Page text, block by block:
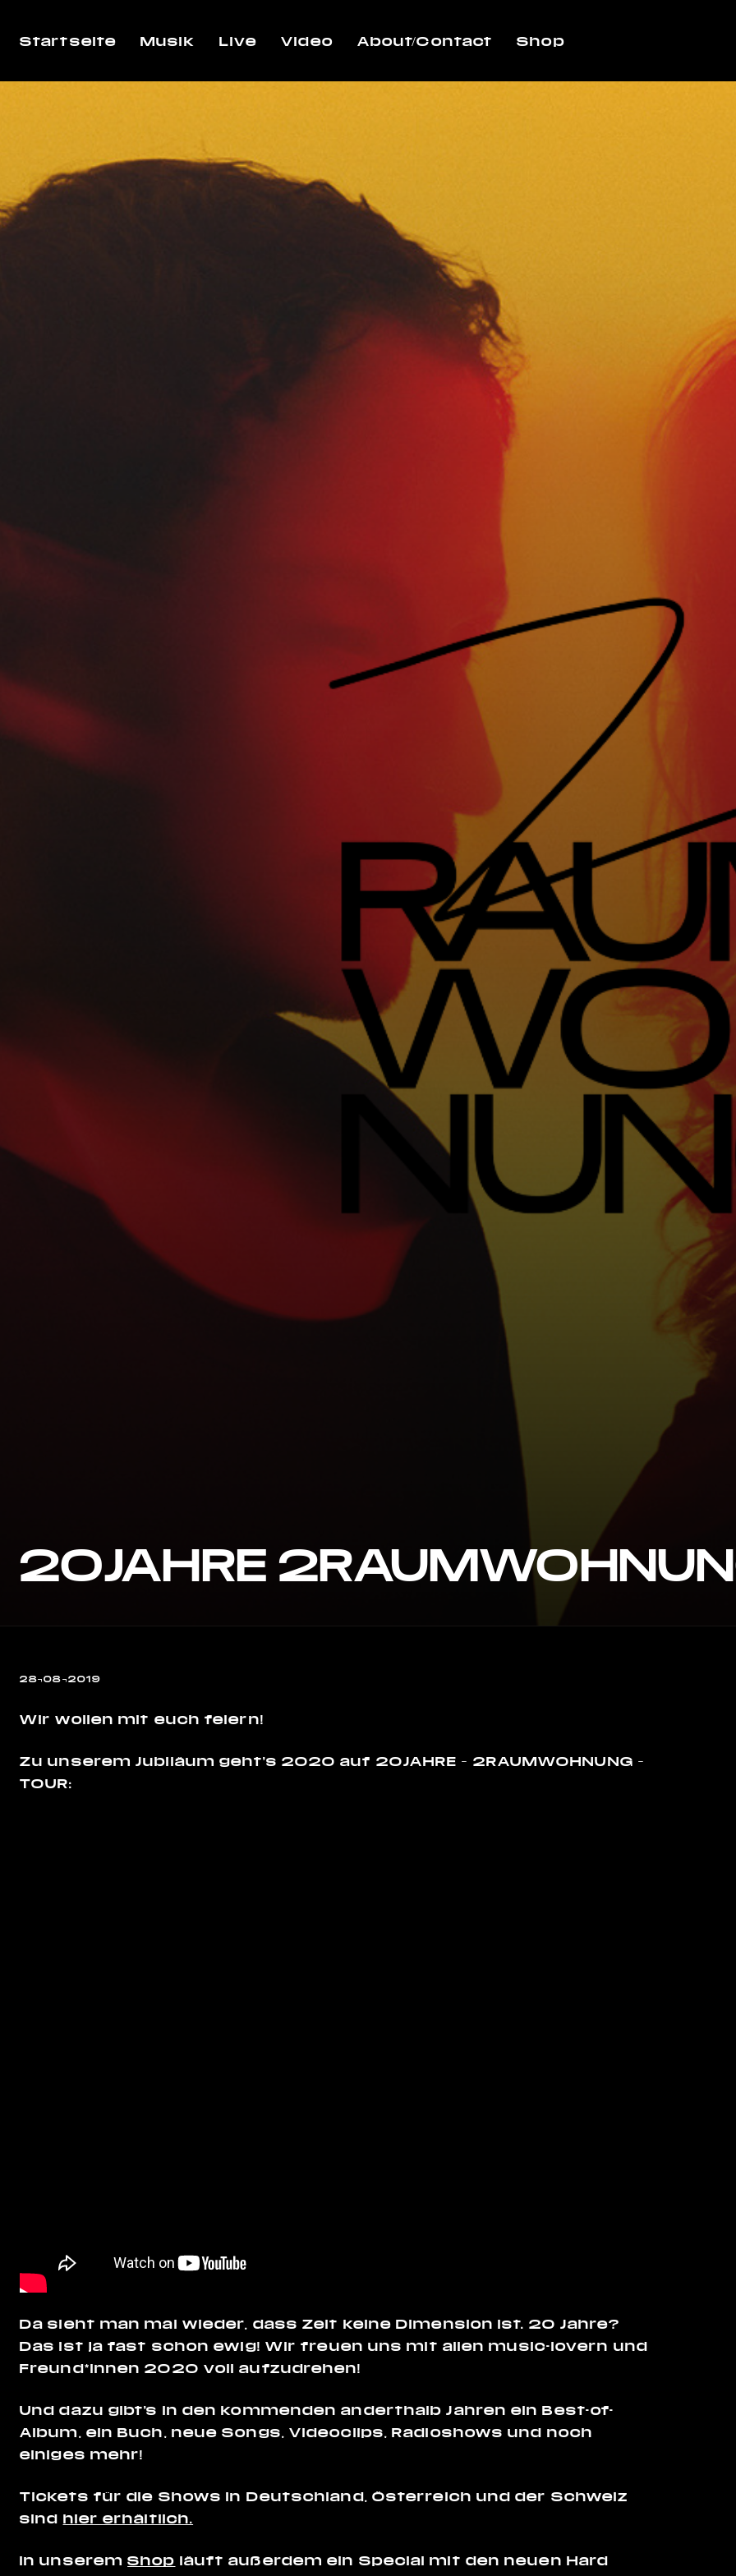
Startseite Musik Live Video About/Contact Shop
20JAHRE
28¬08¬2019
Wir wollen mit euch feiern!
Zu unserem Jubiläum geht’s 2020 auf 20JAHRE – 2RAUMWOHNUNG –
TOUR:
Da sieht man mal wieder, dass Zeit keine Dimension ist. 20 Jahre?
Das ist ja fast schon ewig! Wir freuen uns mit allen music-lovern und
Freund*Innen 2020 voll aufzudrehen!
Und dazu gibt’s in den kommenden anderthalb Jahren ein Best-of-
Album, ein Buch, neue Songs, Videoclips, Radioshows und noch
einiges mehr!
Tickets für die Shows in Deutschland, Österreich und der Schweiz
sind hier erhältlich.
In unseremShop läuft außerdem ein Special mit den neuen Hard